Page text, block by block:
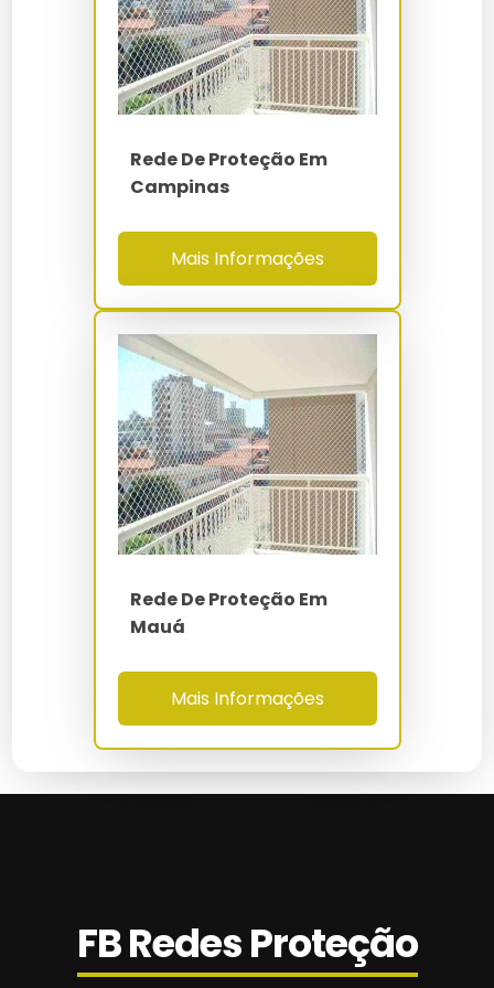
Instalação Rede De Proteção Para
Indústria
Instalar Tela De Proteção
Preço De Instalação De Tela De Proteção
Preço Instalação De Rede De Proteção
Rede De Proteção Instalação
Rede De Proteção Instalar
Tela De Proteção Instalação
Valor Da Instalação De Tela De Proteção
Rede De Proteção Campo De Futebol
Rede De Proteção Comprar
Rede De Proteção Construção Civil
Rede De Proteção Contra Insetos
Rede De Proteção Contra Pombos
Rede De Proteção De Polietileno
Rede De Proteção Em Campinas
Rede De Proteção Em Mauá
Rede De Proteção Em Santo André
Rede De Proteção Em São Bernardo Do
Rede De Proteção Em São Caetano Do Sul
Rede De Proteção Escada Em Campinas
Rede De Proteção Esportiva
Rede De Proteção Metro
(Taber CS-10)
Normas
NBR 16046-1/2/3 -
NR-12 - NR-18 - NR-
35
Rede De Proteção Em
Campinas
Mais Informações
Rede De Proteção Em
Mauá
Mais Informações
FB Redes Proteção